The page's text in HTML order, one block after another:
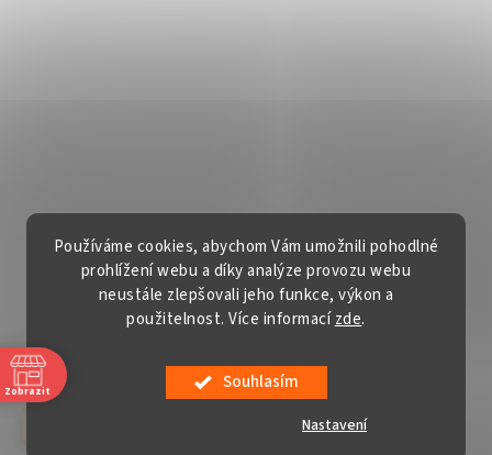
Používáme cookies, abychom Vám umožnili pohodlné
prohlížení webu a díky analýze provozu webu
neustále zlepšovali jeho funkce, výkon a
použitelnost. Více informacízde.
Souhlasím
Nastavení
Vytvořil Shoptet
Copyright 2026 Gardentech s.r.o.. Všechna práva vyhrazena.
Zobrazit